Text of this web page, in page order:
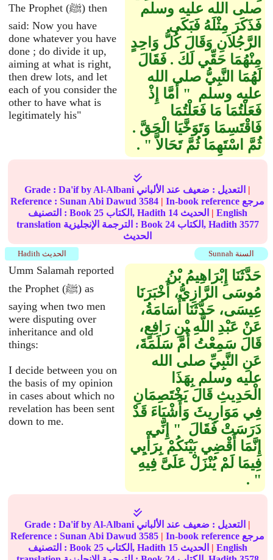
The Prophet (ﷺ) then
said: Now you have
done whatever you have
done ; do divide it up,
aiming at what is right,
then drew lots, and let
each of you consider the
other to have what is
legitimately his"
صلى الله عليه وسلم
فَذَكَرَ مِثْلَهُ فَبَكَى
الرَّجُلاَنِ وَقَالَ كُلُّ وَاحِدٍ
مِنْهُمَا حَقِّي لَكَ ‏.‏ فَقَالَ
لَهُمَا النَّبِيُّ صلى الله
عليه وسلم ‏ "‏ أَمَّا إِذْ
فَعَلْتُمَا مَا فَعَلْتُمَا
فَاقْتَسِمَا وَتَوَخَّيَا الْحَقَّ ‏.‏
ثُمَّ اسْتَهِمَا ثُمَّ تَحَالاَّ ‏"‏ ‏.‏
Grade :Da'ifby Al-Albani التعديل : ضعيف
|
Reference :Sunan Abi Dawud 3584 | In-book reference مرجع
التصنيف : Book 25 الكتاب, Hadith 14 | English
translation الترجمة الإنجليزية : Book 24 الكتاب, Hadith 3577
الحديث
Sunnah السنة Hadith الحديث
Umm Salamah reported
the Prophet (ﷺ) as
saying when two men
were disputing over
inheritance and old
things:
I decide between you on
the basis of my opinion
in cases about which no
revelation has been sent
down to me.
حَدَّثَنَا إِبْرَاهِيمُ بْنُ
مُوسَى الرَّازِيُّ، أَخْبَرَنَا
عِيسَى، حَدَّثَنَا أُسَامَةُ،
عَنْ عَبْدِ اللَّهِ بْنِ رَافِعٍ،
قَالَ سَمِعْتُ أُمَّ سَلَمَةَ،
عَنِ النَّبِيِّ صلى الله
عليه وسلم بِهَذَا
الْحَدِيثِ قَالَ يَخْتَصِمَانِ
فِي مَوَارِيثَ وَأَشْيَاءَ قَدْ
دَرَسَتْ فَقَالَ ‏ "‏ إِنِّي
إِنَّمَا أَقْضِي بَيْنَكُمْ بِرَأْيِي
فِيمَا لَمْ يُنْزَلْ عَلَىَّ فِيهِ
‏"‏ ‏.‏
Grade :Da'ifby Al-Albani التعديل : ضعيف
|
Reference :Sunan Abi Dawud 3585 | In-book reference مرجع
التصنيف : Book 25 الكتاب, Hadith 15 | English